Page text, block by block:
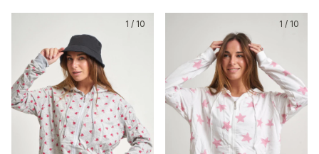
1 / 10 1 / 10